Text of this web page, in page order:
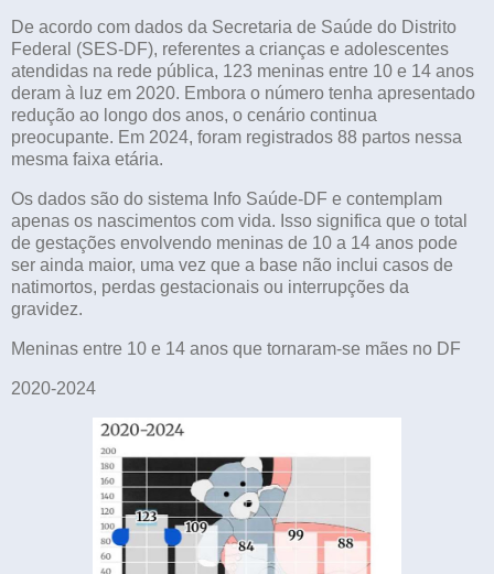
De acordo com dados da Secretaria de Saúde do Distrito
Federal (SES-DF), referentes a crianças e adolescentes
atendidas na rede pública, 123 meninas entre 10 e 14 anos
deram à luz em 2020. Embora o número tenha apresentado
redução ao longo dos anos, o cenário continua
preocupante. Em 2024, foram registrados 88 partos nessa
mesma faixa etária.
Os dados são do sistema Info Saúde-DF e contemplam
apenas os nascimentos com vida. Isso significa que o total
de gestações envolvendo meninas de 10 a 14 anos pode
ser ainda maior, uma vez que a base não inclui casos de
natimortos, perdas gestacionais ou interrupções da
gravidez.
Meninas entre 10 e 14 anos que tornaram-se mães no DF
2020-2024